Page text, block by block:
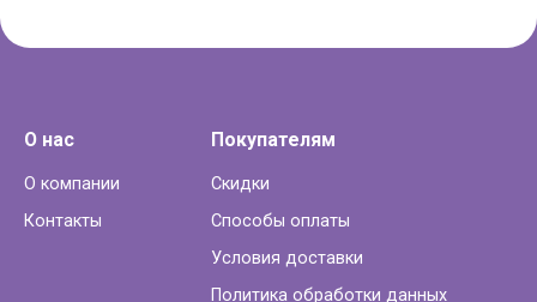
О нас
О компании
Контакты
Покупателям
Скидки
Способы оплаты
Условия доставки
Политика обработки данных